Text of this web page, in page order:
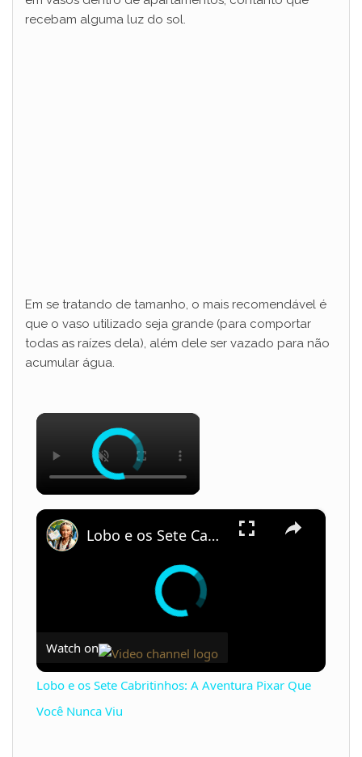
recebam alguma luz do sol.
Em se tratando de tamanho, o mais recomendável é
que o vaso utilizado seja grande (para comportar
todas as raízes dela), além dele ser vazado para não
acumular água.
×
×
Lobo e os Sete Cabritinhos: A Aventura Pixar Que Você Nunca Viu
Watch on
Lobo e os Sete Cabritinhos: A Aventura Pixar Que
Você Nunca Viu